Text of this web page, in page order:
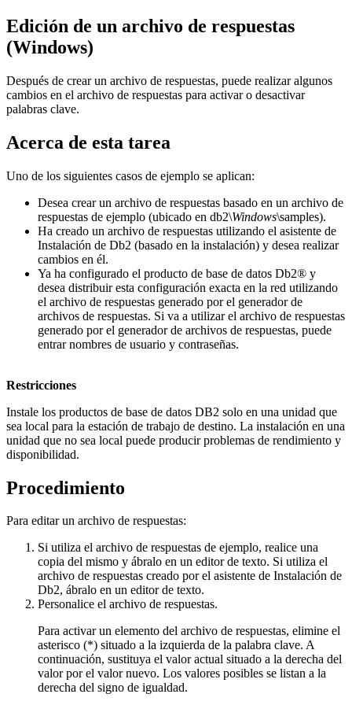
Edición de un archivo de respuestas
(Windows)
Después de crear un archivo de respuestas, puede realizar algunos
cambios en el archivo de respuestas para activar o desactivar
palabras clave.
Acerca de esta tarea
Uno de los siguientes casos de ejemplo se aplican:
Desea crear un archivo de respuestas basado en un archivo de
respuestas de ejemplo (ubicado en db2\Windows\samples).
Ha creado un archivo de respuestas utilizando el asistente de
Instalación de Db2 (basado en la instalación) y desea realizar
cambios en él.
Ya ha configurado el producto de base de datos Db2® y
desea distribuir esta configuración exacta en la red utilizando
el archivo de respuestas generado por el generador de
archivos de respuestas. Si va a utilizar el archivo de respuestas
generado por el generador de archivos de respuestas, puede
entrar nombres de usuario y contraseñas.
Restricciones
Instale los productos de base de datos DB2 solo en una unidad que
sea local para la estación de trabajo de destino. La instalación en una
unidad que no sea local puede producir problemas de rendimiento y
disponibilidad.
Procedimiento
Para editar un archivo de respuestas:
Si utiliza el archivo de respuestas de ejemplo, realice una
copia del mismo y ábralo en un editor de texto. Si utiliza el
archivo de respuestas creado por el asistente de Instalación de
Db2, ábralo en un editor de texto.
Personalice el archivo de respuestas.
Para activar un elemento del archivo de respuestas, elimine el
asterisco (*) situado a la izquierda de la palabra clave. A
continuación, sustituya el valor actual situado a la derecha del
valor por el valor nuevo. Los valores posibles se listan a la
derecha del signo de igualdad.